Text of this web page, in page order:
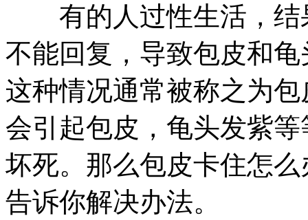
有的人过性生活，结
不能回复，导致包皮和
这种情况通常被称之为
会引起包皮，龟头发紫
坏死。那么包皮卡住怎
告诉你解决办法。